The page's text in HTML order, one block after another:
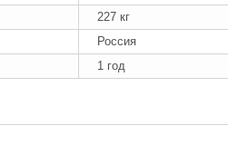
227 кг
Россия
1 год